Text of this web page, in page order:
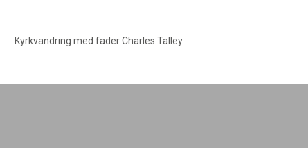
Kyrkvandring med fader Charles Talley